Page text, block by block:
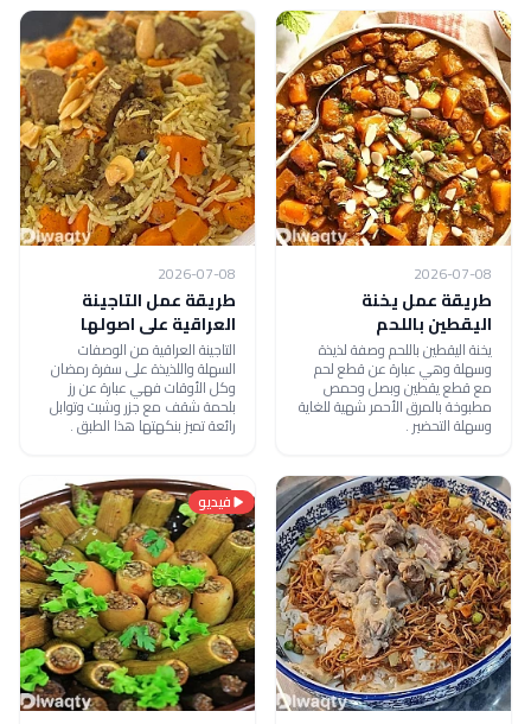
2026-07-08
طريقة عمل يخنة
اليقطين باللحم
يخنة اليقطين باللحم وصفة لذيذة
وسهلة وهي عبارة عن قطع لحم
مع قطع يقطين وبصل وحمص
مطبوخة بالمرق الأحمر شهية للغاية
وسهلة التحضير .
2026-07-08
طريقة عمل التاجينة
العراقية على اصولها
التاجينة العراقية من الوصفات
السهلة واللذيذة على سفرة رمضان
وكل الأوقات فهي عبارة عن رز
بلحمة شقف مع جزر وشبت وتوابل
رائعة تميز بنكهتها هذا الطبق .
فيديو